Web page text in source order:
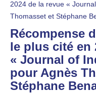
2024 de la revue «
Thomasset et Stéphane
Récompense
le plus cité en
« Journal of
pour Agnès
Stéphane